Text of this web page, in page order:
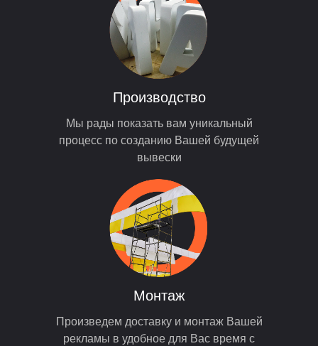
Мы рады показать вам уникальный
процесс по созданию Вашей будущей
вывески
Производство
Произведем доставку и монтаж Вашей
рекламы в удобное для Вас время с
Монтаж